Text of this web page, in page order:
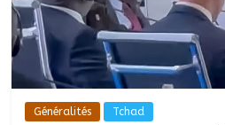
Généralités Tchad